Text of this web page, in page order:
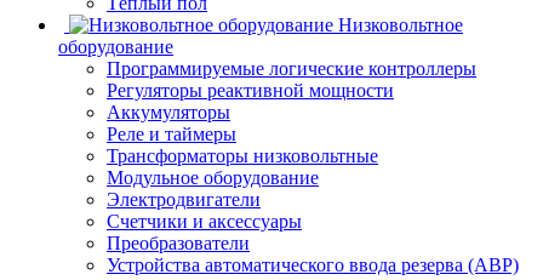
Низковольтное
оборудование
Программируемые логические контроллеры
Регуляторы реактивной мощности
Аккумуляторы
Реле и таймеры
Трансформаторы низковольтные
Модульное оборудование
Электродвигатели
Счетчики и аксессуары
Преобразователи
Устройства автоматического ввода резерва (АВР)